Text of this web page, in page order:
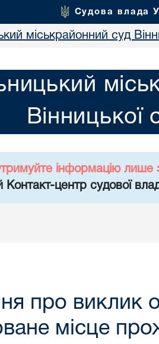
Судова влада
міськрайонний суд
Вінницької
інформацію лише
Контакт-центр судової
про виклик
місце